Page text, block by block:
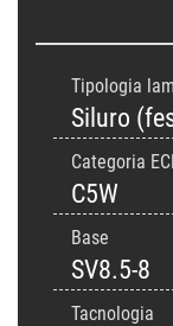
Tipologia
Siluro
Categoria
C5W
Base
SV8.5-8
Tacnologia